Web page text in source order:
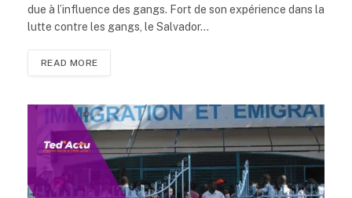
due à l’influence des gangs. Fort de son expérience dans la
lutte contre les gangs, le Salvador…
READ MORE